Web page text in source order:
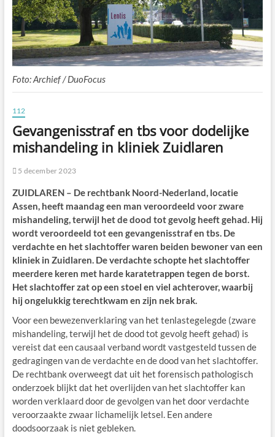
Foto: Archief / DuoFocus
112
Gevangenisstraf en tbs voor dodelijke
mishandeling in kliniek Zuidlaren
5 december 2023
ZUIDLAREN – De rechtbank Noord-Nederland, locatie
Assen, heeft maandag een man veroordeeld voor zware
mishandeling, terwijl het de dood tot gevolg heeft gehad. Hij
wordt veroordeeld tot een gevangenisstraf en tbs. De
verdachte en het slachtoffer waren beiden bewoner van een
kliniek in Zuidlaren. De verdachte schopte het slachtoffer
meerdere keren met harde karatetrappen tegen de borst.
Het slachtoffer zat op een stoel en viel achterover, waarbij
hij ongelukkig terechtkwam en zijn nek brak.
Voor een bewezenverklaring van het tenlastegelegde (zware
mishandeling, terwijl het de dood tot gevolg heeft gehad) is
vereist dat een causaal verband wordt vastgesteld tussen de
gedragingen van de verdachte en de dood van het slachtoffer.
De rechtbank overweegt dat uit het forensisch pathologisch
onderzoek blijkt dat het overlijden van het slachtoffer kan
worden verklaard door de gevolgen van het door verdachte
veroorzaakte zwaar lichamelijk letsel. Een andere
doodsoorzaak is niet gebleken.